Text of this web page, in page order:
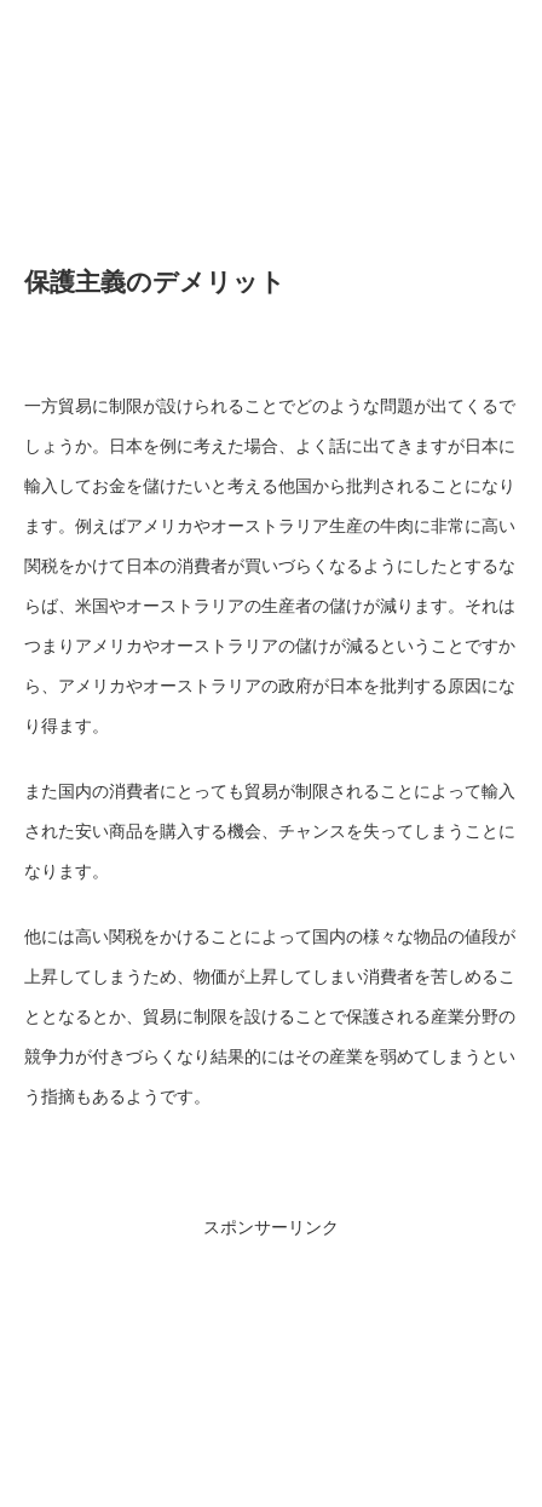
保護主義のデメリット
一方貿易に制限が設けられることでどのような問題が出てくるで
しょうか。日本を例に考えた場合、よく話に出てきますが日本に
輸入してお金を儲けたいと考える他国から批判されることになり
ます。例えばアメリカやオーストラリア生産の牛肉に非常に高い
関税をかけて日本の消費者が買いづらくなるようにしたとするな
らば、米国やオーストラリアの生産者の儲けが減ります。それは
つまりアメリカやオーストラリアの儲けが減るということですか
ら、アメリカやオーストラリアの政府が日本を批判する原因にな
り得ます。
また国内の消費者にとっても貿易が制限されることによって輸入
された安い商品を購入する機会、チャンスを失ってしまうことに
なります。
他には高い関税をかけることによって国内の様々な物品の値段が
上昇してしまうため、物価が上昇してしまい消費者を苦しめるこ
ととなるとか、貿易に制限を設けることで保護される産業分野の
競争力が付きづらくなり結果的にはその産業を弱めてしまうとい
う指摘もあるようです。
スポンサーリンク